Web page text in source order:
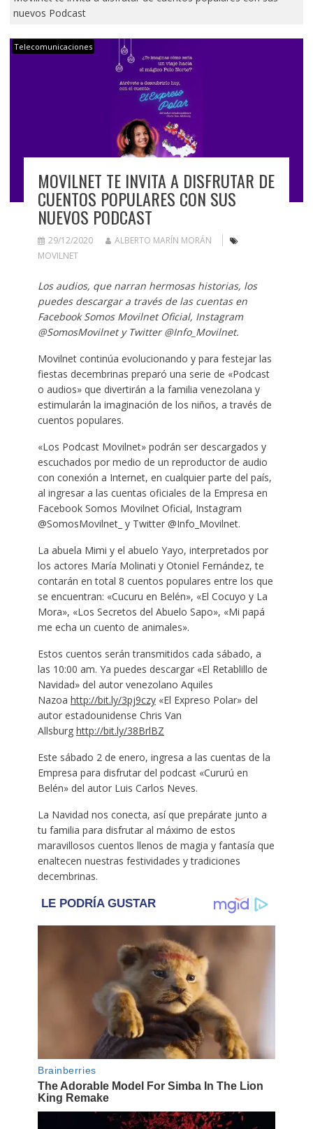
nuevos Podcast
Telecomunicaciones
MOVILNET TE INVITA A DISFRUTAR DE
CUENTOS POPULARES CON SUS
NUEVOS PODCAST
29/12/2020
ALBERTO MARÍN MORÁN
MOVILNET
Los audios, que narran hermosas historias, los
puedes descargar a través de las cuentas en
Facebook Somos Movilnet Oficial, Instagram
@SomosMovilnet y Twitter @Info_Movilnet.
Movilnet continúa evolucionando y para festejar las
fiestas decembrinas preparó una serie de «Podcast
o audios» que divertirán a la familia venezolana y
estimularán la imaginación de los niños, a través de
cuentos populares.
«Los Podcast Movilnet» podrán ser descargados y
escuchados por medio de un reproductor de audio
con conexión a Internet, en cualquier parte del país,
al ingresar a las cuentas oficiales de la Empresa en
Facebook Somos Movilnet Oficial, Instagram
@SomosMovilnet_ y Twitter @Info_Movilnet.
La abuela Mimi y el abuelo Yayo, interpretados por
los actores María Molinati y Otoniel Fernández, te
contarán en total 8 cuentos populares entre los que
se encuentran: «Cucuru en Belén», «El Cocuyo y La
Mora», «Los Secretos del Abuelo Sapo», «Mi papá
me echa un cuento de animales».
Estos cuentos serán transmitidos cada sábado, a
las 10:00 am. Ya puedes descargar «El Retablillo de
Navidad» del autor venezolano Aquiles
Nazoa http://bit.ly/3pj9czy«El Expreso Polar» del
autor estadounidense Chris Van
Allsburg http://bit.ly/38BrlBZ
Este sábado 2 de enero, ingresa a las cuentas de la
Empresa para disfrutar del podcast «Cururú en
Belén» del autor Luis Carlos Neves.
La Navidad nos conecta, así que prepárate junto a
tu familia para disfrutar al máximo de estos
maravillosos cuentos llenos de magia y fantasía que
enaltecen nuestras festividades y tradiciones
decembrinas.